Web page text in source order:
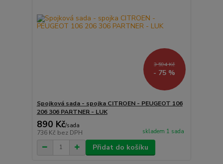
3 594 Kč
- 75 %
Spojková sada - spojka CITROEN - PEUGEOT 106
206 306 PARTNER - LUK
890 Kč/sada
736 Kč bez DPH skladem 1 sada
Přidat do košíku